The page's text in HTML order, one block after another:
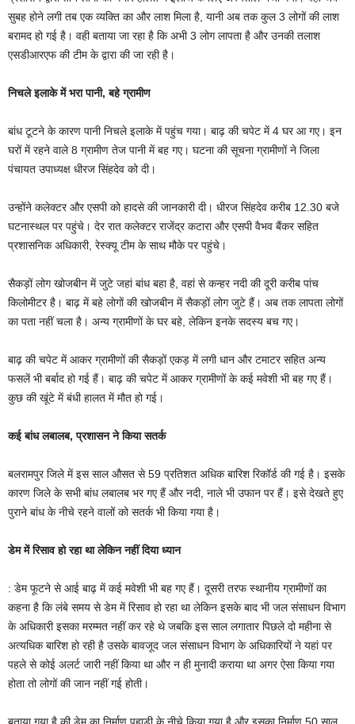
सुबह होने लगी तब एक व्यक्ति का और लाश मिला है, यानी अब तक कुल 3 लोगों की लाश
बरामद हो गई है। वही बताया जा रहा है कि अभी 3 लोग लापता है और उनकी तलाश
एसडीआरएफ की टीम के द्वारा की जा रही है।
निचले इलाके में भरा पानी, बहे ग्रामीण
बांध टूटने के कारण पानी निचले इलाके में पहुंच गया। बाढ़ की चपेट में 4 घर आ गए। इन
घरों में रहने वाले 8 ग्रामीण तेज पानी में बह गए। घटना की सूचना ग्रामीणों ने जिला
पंचायत उपाध्यक्ष धीरज सिंहदेव को दी।
उन्होंने कलेक्टर और एसपी को हादसे की जानकारी दी। धीरज सिंहदेव करीब 12.30 बजे
घटनास्थल पर पहुंचे। देर रात कलेक्टर राजेंद्र कटारा और एसपी वैभव बैंकर सहित
प्रशासनिक अधिकारी, रेस्क्यू टीम के साथ मौके पर पहुंचे।
सैकड़ों लोग खोजबीन में जुटे जहां बांध बहा है, वहां से कन्हर नदी की दूरी करीब पांच
किलोमीटर है। बाढ़ में बहे लाेगाें की खोजबीन में सैकड़ों लोग जुटे हैं। अब तक लापता लोगों
का पता नहीं चला है। अन्य ग्रामीणों के घर बहे, लेकिन इनके सदस्य बच गए।
बाढ़ की चपेट में आकर ग्रामीणों की सैकड़ों एकड़ में लगी धान और टमाटर सहित अन्य
फसलें भी बर्बाद हो गई हैं। बाढ़ की चपेट में आकर ग्रामीणों के कई मवेशी भी बह गए हैं।
कुछ की खूंटे में बंधी हालत में मौत हो गई।
कई बांध लबालब, प्रशासन ने किया सतर्क
बलरामपुर जिले में इस साल औसत से 59 प्रतिशत अधिक बारिश रिकॉर्ड की गई है। इसके
कारण जिले के सभी बांध लबालब भर गए हैं और नदी, नाले भी उफान पर हैं। इसे देखते हुए
पुराने बांध के नीचे रहने वालों को सतर्क भी किया गया है।
डेम में रिसाव हो रहा था लेकिन नहीं दिया ध्यान
: डेम फूटने से आई बाढ़ में कई मवेशी भी बह गए हैं। दूसरी तरफ स्थानीय ग्रामीणों का
कहना है कि लंबे समय से डेम में रिसाव हो रहा था लेकिन इसके बाद भी जल संसाधन विभाग
के अधिकारी इसका मरम्मत नहीं कर रहे थे जबकि इस साल लगातार पिछले दो महीना से
अत्यधिक बारिश हो रही है उसके बावजूद जल संसाधन विभाग के अधिकारियों ने यहां पर
पहले से कोई अलर्ट जारी नहीं किया था और न ही मुनादी कराया था अगर ऐसा किया गया
होता तो लोगों की जान नहीं गई होती।